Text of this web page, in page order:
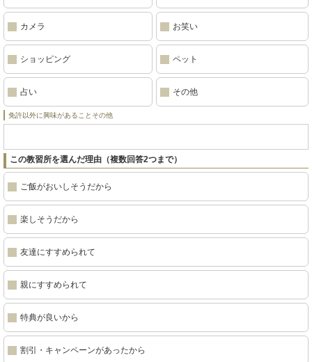
カメラ お笑い
ショッピング ペット
占い その他
免許以外に興味があることその他
この教習所を選んだ理由（複数回答2つまで）
ご飯がおいしそうだから
楽しそうだから
友達にすすめられて
親にすすめられて
特典が良いから
割引・キャンペーンがあったから